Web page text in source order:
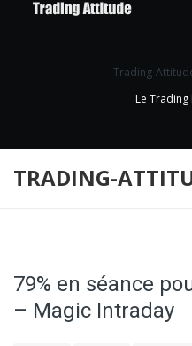
Trading-
Le Trading
TRADING-
79% en séance
– Magic Intraday